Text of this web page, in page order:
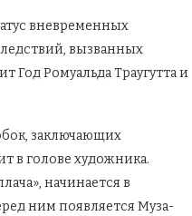
вневременных
вызванных
Год Ромуальда Траугутта и
заключающих
в голове художника.
начинается в
ним появляется Муза-